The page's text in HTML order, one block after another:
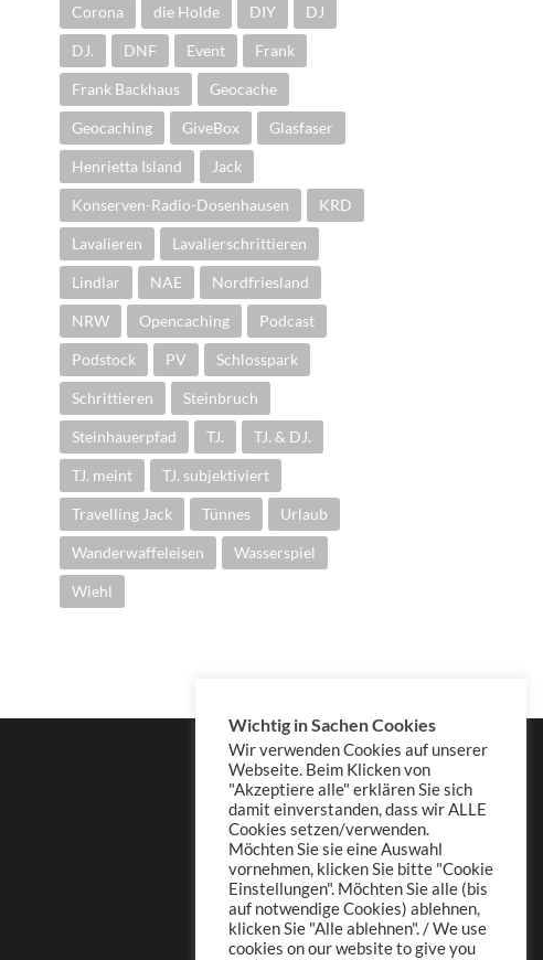
Corona die Holde DIY DJ
DJ. DNF Event Frank
Frank Backhaus Geocache
Geocaching GiveBox Glasfaser
Henrietta Island Jack
Konserven-Radio-Dosenhausen KRD
Lavalieren Lavalierschrittieren
Lindlar NAE Nordfriesland
NRW Opencaching Podcast
Podstock PV Schlosspark
Schrittieren Steinbruch
Steinhauerpfad TJ. TJ. & DJ.
TJ. meint TJ. subjektiviert
Travelling Jack Tünnes Urlaub
Wanderwaffeleisen Wasserspiel
Wiehl
Wichtig in Sachen Cookies
Wir verwenden Cookies auf unserer
Webseite. Beim Klicken von
"Akzeptiere alle" erklären Sie sich
damit einverstanden, dass wir ALLE
Cookies setzen/verwenden.
Möchten Sie sie eine Auswahl
vornehmen, klicken Sie bitte "Cookie
Einstellungen". Möchten Sie alle (bis
auf notwendige Cookies) ablehnen,
klicken Sie "Alle ablehnen". / We use
cookies on our website to give you